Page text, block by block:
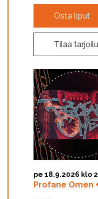
Osta liput
Tilaa
pe 18.9.2026 klo
Profane Omen